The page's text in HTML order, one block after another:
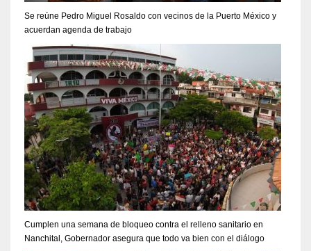
Se reúne Pedro Miguel Rosaldo con vecinos de la Puerto México y
acuerdan agenda de trabajo
Cumplen una semana de bloqueo contra el relleno sanitario en
Nanchital, Gobernador asegura que todo va bien con el diálogo